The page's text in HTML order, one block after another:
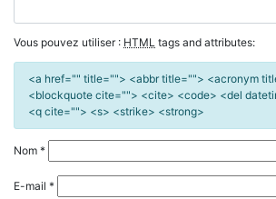
Vous pouvez utiliser : HTML tags and attributes:
<a href="" title=""> <abbr title=""> <acronym
<blockquote cite=""> <cite> <code> <del
<q cite=""> <s> <strike> <strong>
Nom *
E-mail *